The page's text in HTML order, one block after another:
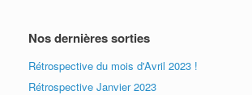
Nos dernières sorties
Rétrospective du mois d'Avril 2023 !
Rétrospective Janvier 2023